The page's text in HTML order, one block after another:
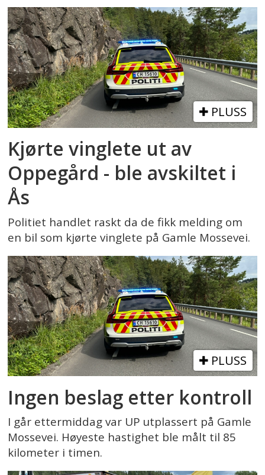
PLUSS
Kjørte vinglete ut av
Oppegård - ble avskiltet i
Ås
Politiet handlet raskt da de fikk melding om
en bil som kjørte vinglete på Gamle Mossevei.
PLUSS
Ingen beslag etter kontroll
I går ettermiddag var UP utplassert på Gamle
Mossevei. Høyeste hastighet ble målt til 85
kilometer i timen.